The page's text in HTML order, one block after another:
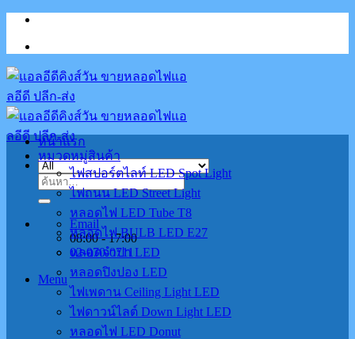
Skip
content
ค้นหา:
Email
08:00 - 17:00
02-070-0711
Menu
หน้าแรก
หมวดหมู่สินค้า
ไฟสปอร์ตไลท์ LED Spot Light
ไฟถนน LED Street Light
หลอดไฟ LED Tube T8
หลอดไฟ BULB LED E27
หลอดจำปา LED
หลอดปิงปอง LED
ไฟเพดาน Ceiling Light LED
ไฟดาวน์ไลต์ Down Light LED
หลอดไฟ LED Donut